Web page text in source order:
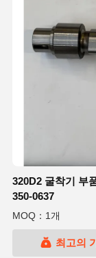
320D2 굴착기 부
350-0637
MOQ：1개
최고의